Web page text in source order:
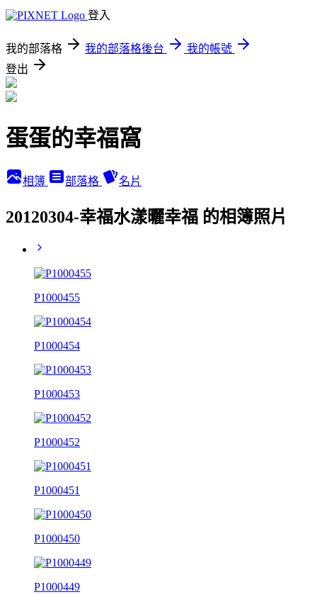
登入
我的部落格 我的部落格後台
我的帳號
登出
蛋蛋的幸福窩
相簿 部落格 名片
20120304-幸福水漾曬幸福 的相簿照片
P1000455
P1000454
P1000453
P1000452
P1000451
P1000450
P1000449